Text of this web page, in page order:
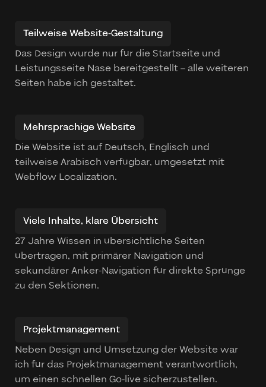
Teilweise Website-Gestaltung
Das Design wurde nur für die Startseite und
Leistungsseite Nase bereitgestellt – alle weiteren
Seiten habe ich gestaltet.
Mehrsprachige Website
Die Website ist auf Deutsch, Englisch und
teilweise Arabisch verfügbar, umgesetzt mit
Webflow Localization.
Viele Inhalte, klare Übersicht
27 Jahre Wissen in übersichtliche Seiten
übertragen, mit primärer Navigation und
sekundärer Anker-Navigation für direkte Sprünge
zu den Sektionen.
Projektmanagement
Neben Design und Umsetzung der Website war
ich für das Projektmanagement verantwortlich,
um einen schnellen Go-live sicherzustellen.